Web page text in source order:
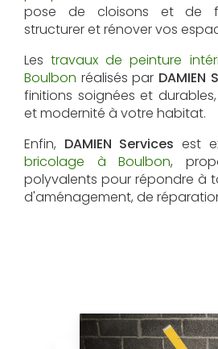
pose de cloisons et de
structurer et rénover vos
Lestravaux de peinture
Boulbon réalisés par DAMIEN
finitions soignées et
et modernité à votre habitat.
Enfin, DAMIEN Services est
bricolage à Boulbon,
polyvalents pour répondre à
d'aménagement, de